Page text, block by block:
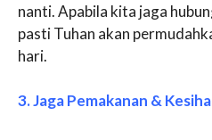
nanti. Apabila kita jaga
pasti Tuhan akan
hari.
3. Jaga Pemakanan &